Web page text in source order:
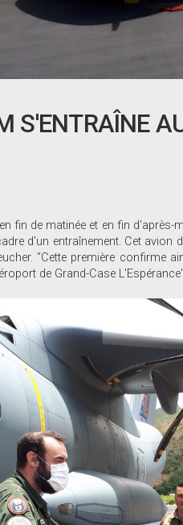
S'ENTRAÎNE
fin de matinée et en fin
d'un entraînement. Cet
"Cette première
de Grand-Case